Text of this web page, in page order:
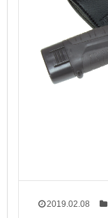
2019.02.08